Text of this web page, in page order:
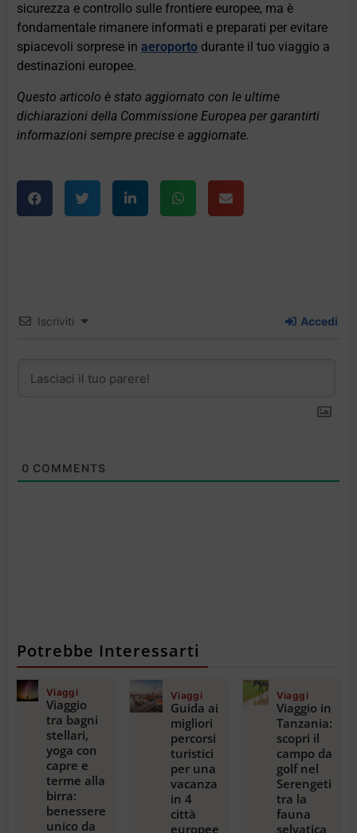
sicurezza e controllo sulle frontiere europee, ma è
fondamentale rimanere informati e preparati per evitare
spiacevoli sorprese inaeroporto durante il tuo viaggio a
destinazioni europee.
Questo articolo è stato aggiornato con le ultime
dichiarazioni della Commissione Europea per garantirti
informazioni sempre precise e aggiornate.
Iscriviti Accedi
0 COMMENTS
Potrebbe Interessarti
Viaggi
Viaggio
tra bagni
stellari,
yoga con
capre e
terme alla
birra:
benessere
unico da
Viaggi
Guida ai
migliori
percorsi
turistici
per una
vacanza
in 4
città
europee
Viaggi
Viaggio in
Tanzania:
scopri il
campo da
golf nel
Serengeti
tra la
fauna
selvatica